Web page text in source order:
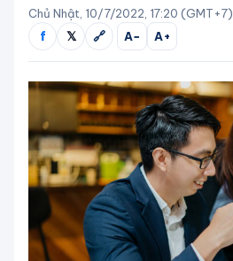
Chủ Nhật, 10/7/2022, 17:20 (GMT+7)
f 𝕏 🔗 A− A+